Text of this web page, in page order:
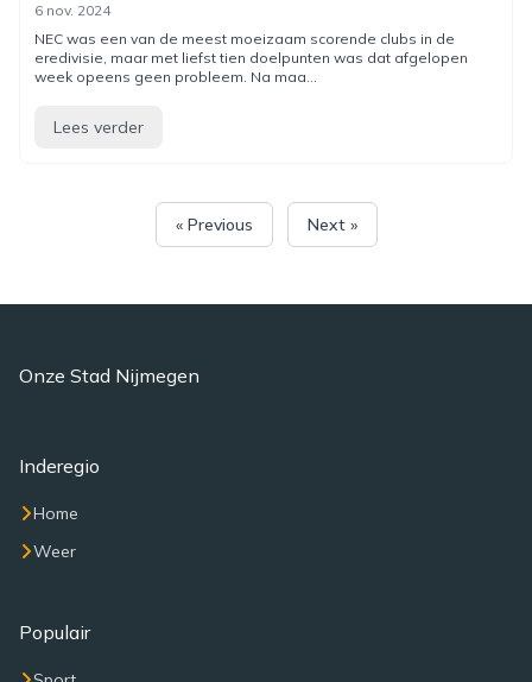
6 nov. 2024
NEC was een van de meest moeizaam scorende clubs in de
eredivisie, maar met liefst tien doelpunten was dat afgelopen
week opeens geen probleem. Na maa...
Lees verder
« Previous Next »
Onze Stad Nijmegen
Inderegio
Home
Weer
Populair